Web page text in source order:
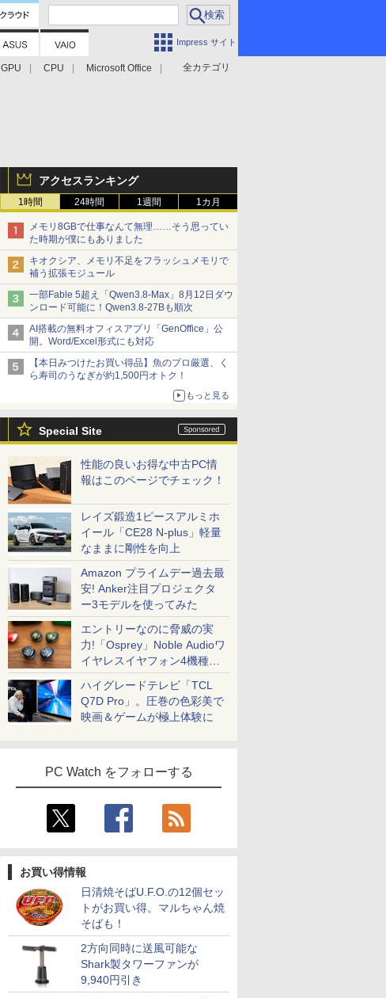
Impress サイト
全カテゴリ
GPU CPU
Microsoft Office
アクセスランキング
1時間 24時間 1週間 1カ月
メモリ8GBで仕事なんて無理……そう思ってい
た時期が僕にもありました
キオクシア、メモリ不足をフラッシュメモリで
補う拡張モジュール
一部Fable 5超え「Qwen3.8-Max」8月12日ダウ
ンロード可能に！Qwen3.8-27Bも順次
AI搭載の無料オフィスアプリ「GenOffice」公
開。Word/Excel形式にも対応
【本日みつけたお買い得品】魚のプロ厳選、く
ら寿司のうなぎが約1,500円オトク！
もっと見る
Special Site
性能の良いお得な中古PC情
報はこのページでチェック！
レイズ鍛造1ピースアルミホ
イール「CE28 N-plus」軽量
なままに剛性を向上
Amazon プライムデー過去最
安! Anker注目プロジェクタ
ー3モデルを使ってみた
エントリーなのに脅威の実
力!「Osprey」Noble Audioワ
イヤレスイヤフォン4機種を
一気に聴く
ハイグレードテレビ「TCL
Q7D Pro」。圧巻の色彩美で
映画＆ゲームが極上体験に
PC Watch をフォローする
お買い得情報
日清焼そばU.F.O.の12個セッ
トがお買い得。マルちゃん焼
そばも！
2方向同時に送風可能な
Shark製タワーファンが
9,940円引き